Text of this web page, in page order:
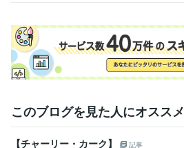
このブログを見た人にオススメ
【チャーリー・カーク】
記事